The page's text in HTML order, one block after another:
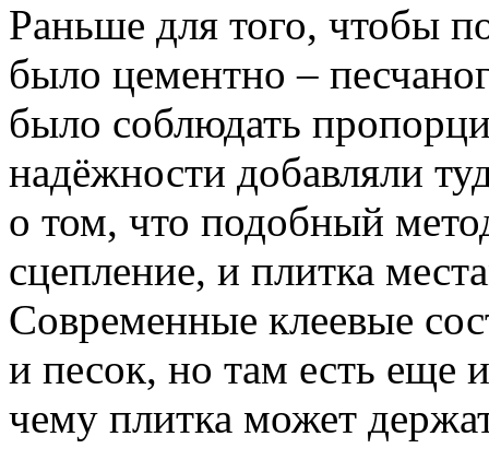
Раньше для того, чтобы
было цементно –
было соблюдать
надёжности добавляли
о том, что подобный
сцепление, и плитка
Современные клеевые
и песок, но там есть еще
чему плитка может